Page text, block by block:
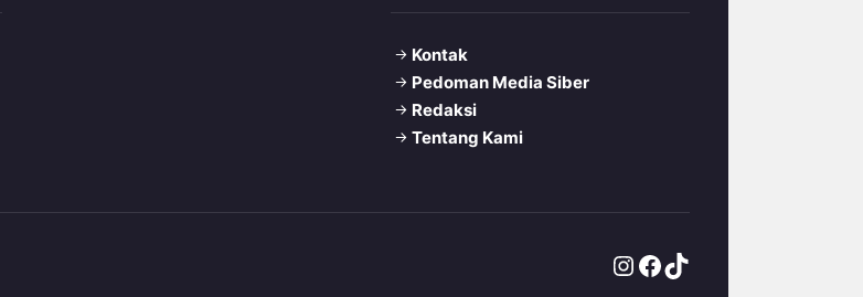
Kontak
Pedoman Media Siber
Redaksi
Tentang Kami
Instagram
Facebook
TikTok